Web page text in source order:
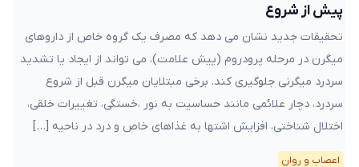
پیش از شروع
تحقیقات جدید نشان می دهد که مصرف یک گروه خاص از داروهای
میگرن در مرحله پرودروم (پیش علامت)، می تواند از ایجاد یا تشدید
سردرد میگرنی جلوگیری کند. برخی مبتلایان میگرن قبل از شروع
سردرد، دچار علائمی مانند حساسیت به نور ،خستگی، تغییرات خلقی،
اختلال شناختی، افزایش اشتها به غذاهای خاص و درد در ناحیه […]
اعصاب و روان